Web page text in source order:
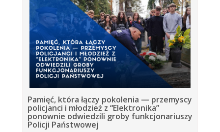
Pamięć, która łączy pokolenia — przemyscy
policjanci i młodzież z “Elektronika”
ponownie odwiedzili groby funkcjonariuszy
Policji Państwowej